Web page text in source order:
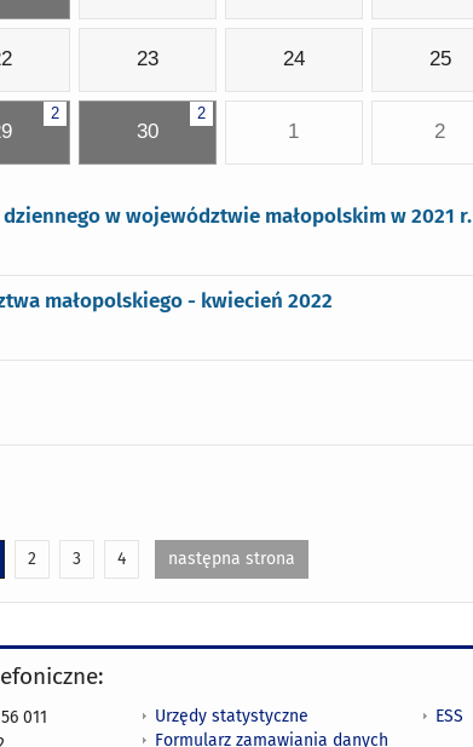
23 24 25
2 2
30 1 2
w województwie małopolskim w 2021 r.
małopolskiego - kwiecień 2022
2 3 4 następna strona
011
Urzędy statystyczne
Formularz zamawiania danych
ESS